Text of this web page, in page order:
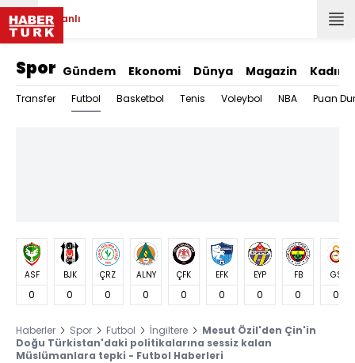
Canlı
Spor Gündem Ekonomi Dünya Magazin Kadın
Transfer Futbol Basketbol Tenis Voleybol NBA Puan
ASF
0
BJK
0
ÇRZ
0
ALNY
0
ÇFK
0
EFK
0
EYP
0
FB
0
GS
0
Haberler Spor Futbol İngiltere
Mesut Özil'den Çin'in
Doğu Türkistan'daki politikalarına sessiz kalan
Müslümanlara tepki - Futbol Haberleri